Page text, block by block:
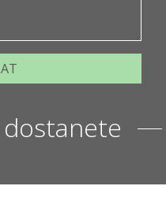
dostanete